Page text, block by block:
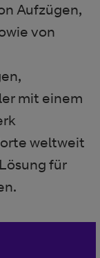
Aufzügen,
von
mit einem
weltweit
für